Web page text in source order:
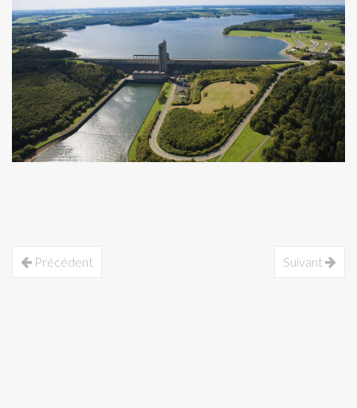
Précédent Suivant